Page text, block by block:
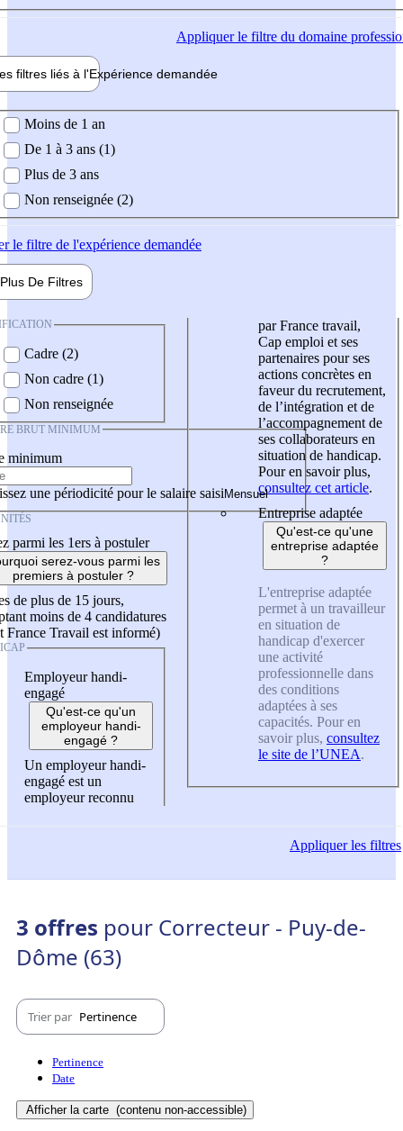
Appliquerle filtre du domaine
filtres liés à l'Expérience demandée
demandée
Moins de 1 an
De 1 à 3 ans (1)
Plus de 3 ans
Non renseignée (2)
le filtre de l'expérience demandée
Plus De Filtres
Cadre (2)
Non cadre (1)
Non renseignée
BRUT MINIMUM
minimum
une périodicité pour le salaire saisi
parmi les 1ers à postuler
serez-vous parmi les
premiers à postuler ?
de plus de 15 jours,
moins de 4 candidatures
France Travail est informé)
Employeur handi-
engagé
Qu'est-ce qu'un
employeur handi-
engagé ?
Un employeur handi-
engagé est un
employeur reconnu
par France travail,
Cap emploi et ses
partenaires pour ses
actions concrètes en
faveur du recrutement,
de l’intégration et de
l’accompagnement de
ses collaborateurs en
situation de handicap.
Pour en savoir plus,
consultez cet article.
Entreprise adaptée
Qu'est-ce qu'une
entreprise adaptée
?
L'entreprise adaptée
permet à un travailleur
en situation de
handicap d'exercer
une activité
professionnelle dans
des conditions
adaptées à ses
capacités. Pour en
savoir plus, consultez
le site de l’UNEA.
Appliquerles filtres
3 offres pour Correcteur - Puy-de-
Dôme (63)
Trier par Pertinence
Pertinence
Date
Afficher la carte (contenu non-accessible)